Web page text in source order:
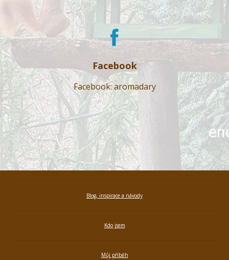
Facebook
Facebook: aromadary
Blog, inspirace a návody
Kdo jsem
Můj příběh